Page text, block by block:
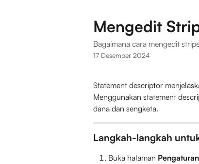
Mengedit
Bagaimana cara mengedit
17 Desember 2024
Statement descriptor
Menggunakan statement
dana dan sengketa.
Langkah-langkah
Buka halaman Pengaturan